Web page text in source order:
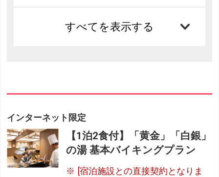
すべてを表示する
インターネット限定
【1泊2食付】「黄金」「白銀」
の湯 基本バイキングプラン
[宿泊施設との直接契約となりま